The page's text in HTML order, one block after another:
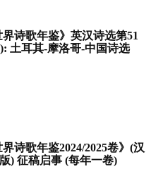
界诗歌年鉴》英汉诗选第51
土耳其-摩洛哥-中国诗选
界诗歌年鉴2024/2025卷》(汉
) 征稿启事 (每年一卷)